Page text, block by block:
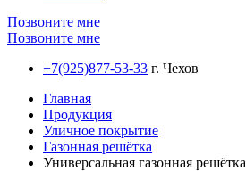
Позвоните мне
Позвоните мне
+7(925)877-53-33 г. Чехов
Главная
Продукция
Уличное покрытие
Газонная решётка
Универсальная газонная решётка